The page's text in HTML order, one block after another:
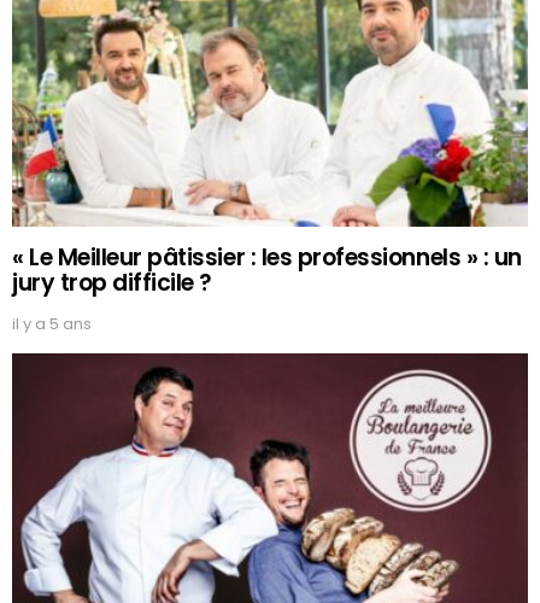
« Le Meilleur pâtissier : les professionnels » : un
jury trop difficile ?
il y a 5 ans